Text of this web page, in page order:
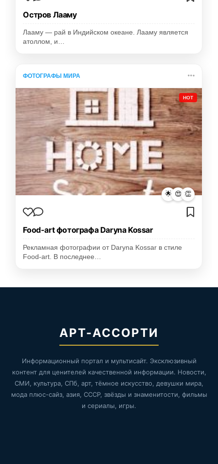
Остров Лааму
Лааму — рай в Индийском океане. Лааму является
атоллом, и…
ФОТОГРАФЫ МИРА
HOT
🌟 😍 👏
Food-art фотографа Daryna Kossar
Рекламная фотографии от Daryna Kossar в стиле
Food-art. В последнее…
АРТ-АССОРТИ
Информационный портал и мультисайт. Эксклюзивный
контент для ценителей качественной информации. Новости,
СМИ, культура, СПб, арт, тёмное искусство, девушки мира,
мода плюс-сайз, азия, СССР, звёзды и знаменитости, фильмы
и сериалы, игры.